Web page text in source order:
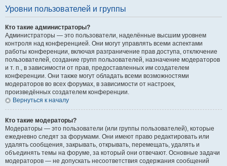
Уровни пользователей и группы
Кто такие администраторы?
Администраторы — это пользователи, наделённые высшим уровнем
контроля над конференцией. Они могут управлять всеми аспектами
работы конференции, включая разграничение прав доступа, отключение
пользователей, создание групп пользователей, назначение модераторов
и т. п., в зависимости от прав, предоставленных им создателем
конференции. Они также могут обладать всеми возможностями
модераторов во всех форумах, в зависимости от настроек,
произведённых создателем конференции.
Вернуться к началу
Кто такие модераторы?
Модераторы — это пользователи (или группы пользователей), которые
ежедневно следят за форумами. Они имеют право редактировать или
удалять сообщения, закрывать, открывать, перемещать, удалять и
объединять темы на форуме, за который они отвечают. Основные задачи
модераторов — не допускать несоответствия содержания сообщений